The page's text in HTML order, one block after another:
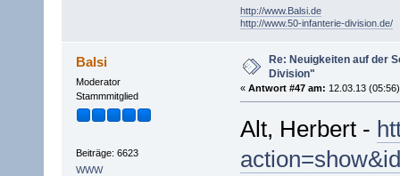
http://www.Balsi.de
http://www.50-infanterie-division.de/
Balsi
Moderator
Stammmitglied
Beiträge: 6623
WWW
Re: Neuigkeiten auf der
Division"
« Antwort #47 am: 12.03.13
Alt, Herbert -